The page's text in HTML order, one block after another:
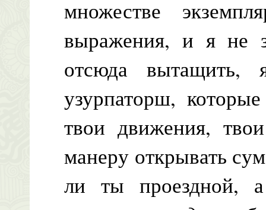
множестве
выражения, и я не
отсюда вытащить,
узурпаторш,
твои движения,
манеру открывать
ли ты проездной,